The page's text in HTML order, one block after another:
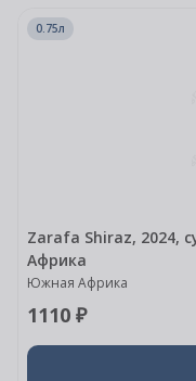
0.75л
Zarafa Shiraz, 2024,
Африка
Южная Африка
1110 ₽